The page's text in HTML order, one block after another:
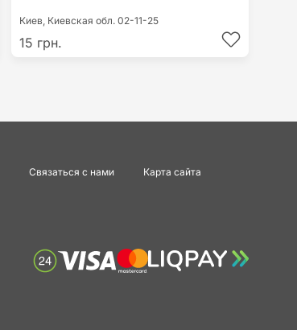
Киев, Киевская обл.02-11-25
15 грн.
Связаться с нами Карта сайта